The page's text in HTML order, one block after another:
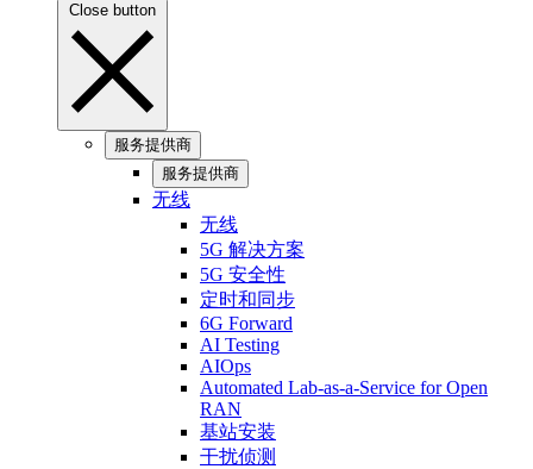
Close button
服务提供商
服务提供商
无线
无线
5G 解决方案
5G 安全性
定时和同步
6G Forward
AI Testing
AIOps
Automated Lab-as-a-Service for Open
RAN
基站安装
干扰侦测